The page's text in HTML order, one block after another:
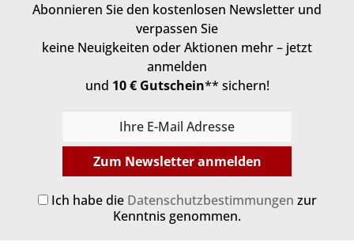
Abonnieren Sie den kostenlosen Newsletter und
verpassen Sie
keine Neuigkeiten oder Aktionen mehr – jetzt
anmelden
und 10 € Gutschein** sichern!
Zum Newsletter anmelden
Ich habe die Datenschutzbestimmungen zur
Kenntnis genommen.